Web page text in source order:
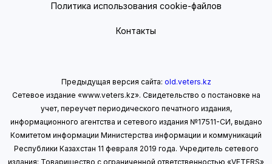
Политика использования cookie-файлов
Контакты
Предыдущая версия сайта: old.veters.kz
Сетевое издание «www.veters.kz». Свидетельство о постановке на
учет, переучет периодического печатного издания,
информационного агентства и сетевого издания №17511-СИ, выдано
Комитетом информации Министерства информации и коммуникаций
Республики Казахстан 11 февраля 2019 года. Учредитель сетевого
издания: Товарищество с ограниченной ответственностью «VETERS»